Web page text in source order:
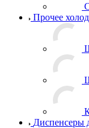
Прочее
Диспенсеры